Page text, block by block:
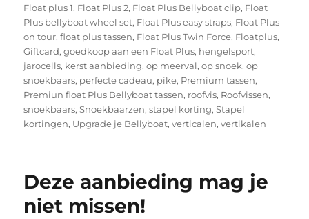
Float plus 1, Float Plus 2, Float Plus Bellyboat clip, Float
Plus bellyboat wheel set, Float Plus easy straps, Float Plus
on tour,float plus tassen, Float Plus Twin Force, Floatplus,
Giftcard,goedkoop aan een Float Plus, hengelsport,
jarocells, kerst aanbieding,op meerval,op snoek,op
snoekbaars, perfecte cadeau, pike, Premium tassen,
Premiun float Plus Bellyboat tassen, roofvis, Roofvissen,
snoekbaars,Snoekbaarzen,stapel korting,Stapel
kortingen, Upgrade je Bellyboat,verticalen,vertikalen
Deze aanbieding mag je
niet missen!